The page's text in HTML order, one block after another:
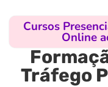
Cursos
Online
Tráfego